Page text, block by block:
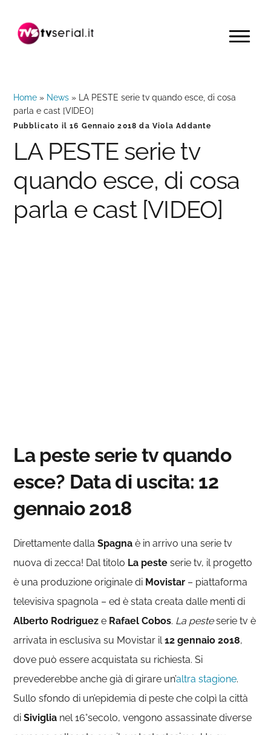
navigazione
contenuto
barra
MENU
Home » News »
LA PESTE serie tv quando esce, di cosa
parla e cast [VIDEO]
Pubblicato il16 Gennaio 2018 daViola Addante
LA PESTE serie tv
quando esce, di cosa
parla e cast [VIDEO]
La peste serie tv quando
esce? Data di uscita: 12
gennaio 2018
Direttamente dallaSpagna è in arrivo una serie tv
nuova di zecca! Dal titolo La peste serie tv, il progetto
è una produzione originale di Movistar – piattaforma
televisiva spagnola – ed è stata creata dalle menti di
Alberto Rodriguez e Rafael Cobos. La pesteserie tv è
arrivata in esclusiva su Movistar il12 gennaio 2018,
dove può essere acquistata su richiesta. Si
prevederebbe anche già di girare un’altra stagione.
Sullo sfondo di un’epidemia di peste che colpì la città
diSiviglia nel 16°secolo, vengono assassinate diverse